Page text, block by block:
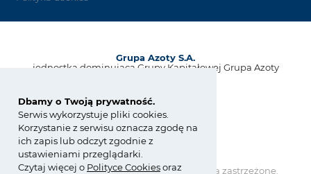
Dbamy o Twoją prywatność.
Serwis wykorzystuje pliki cookies.
Korzystanie z serwisu oznacza zgodę na
ich zapis lub odczyt zgodnie z
ustawieniami przeglądarki.
Czytaj więcej o PolityceCookiesoraz
Grupa Azoty S.A.
jednostka dominująca Grupy Kapitałowej Grupa Azoty
33-101 Tarnów, Polska
tel.:+48 14 637 37 37
fax: +48 14 633 07 18
kontakt@grupaazoty.com
Copyright © Grupa Azoty. Wszelkie prawa zastrzeżone.